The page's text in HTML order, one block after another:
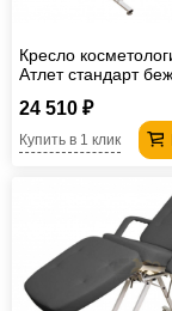
Кресло
Атлет стандарт
24 510 ₽
Купить в 1 клик